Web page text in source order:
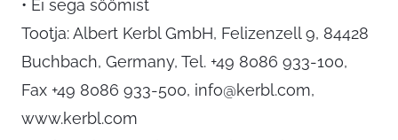
• Ei sega söömist
Tootja: Albert Kerbl GmbH, Felizenzell 9, 84428
Buchbach, Germany, Tel. +49 8086 933-100,
Fax +49 8086 933-500, info@kerbl.com,
www.kerbl.com